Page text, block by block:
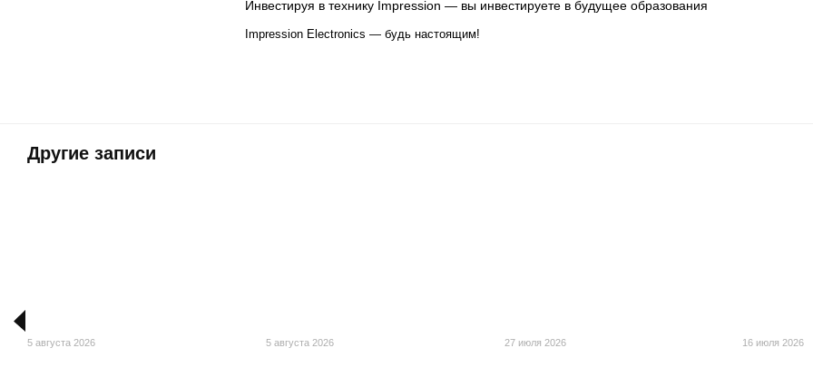
Инвестируя в технику Impression — вы инвестируете в будущее образования
Impression Electronics — будь настоящим!
Другие записи
5 августа 2026 5 августа 2026 27 июля 2026 16 июля 2026